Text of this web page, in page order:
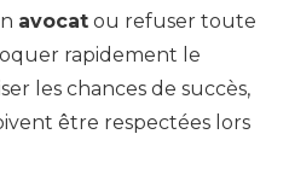
avocat ou refuser toute
rapidement le
les chances de succès,
être respectées lors